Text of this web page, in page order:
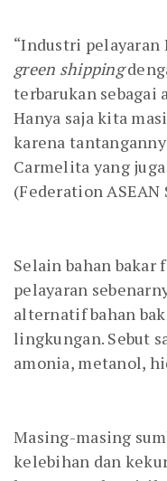
“Industri
green shipping
terbarukan sebagai
Hanya saja kita
karena
Carmelita yang
(Federation
Selain bahan
pelayaran
alternatif bahan
lingkungan. Sebut
amonia, metanol,
Masing-masing
kelebihan dan